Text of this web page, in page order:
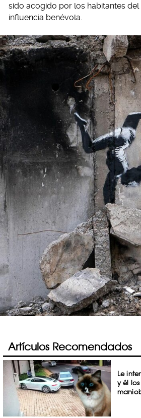
sido acogido por los habitantes
influencia benévola.
Artículos Recomendados
Le
y él